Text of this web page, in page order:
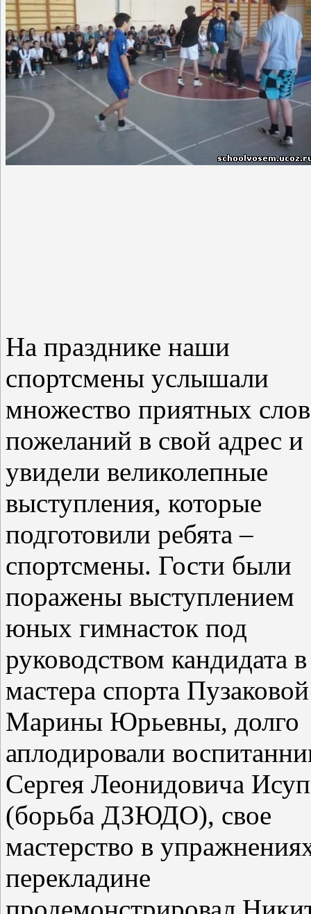
На празднике наши
спортсмены услышали
множество приятных
пожеланий в свой адрес и
увидели великолепные
выступления, которые
подготовили ребята –
спортсмены. Гости были
поражены выступлением
юных гимнасток под
руководством кандидата в
мастера спорта Пузаковой
Марины Юрьевны, долго
аплодировали
Сергея Леонидовича
(борьба ДЗЮДО), свое
мастерство в
перекладине